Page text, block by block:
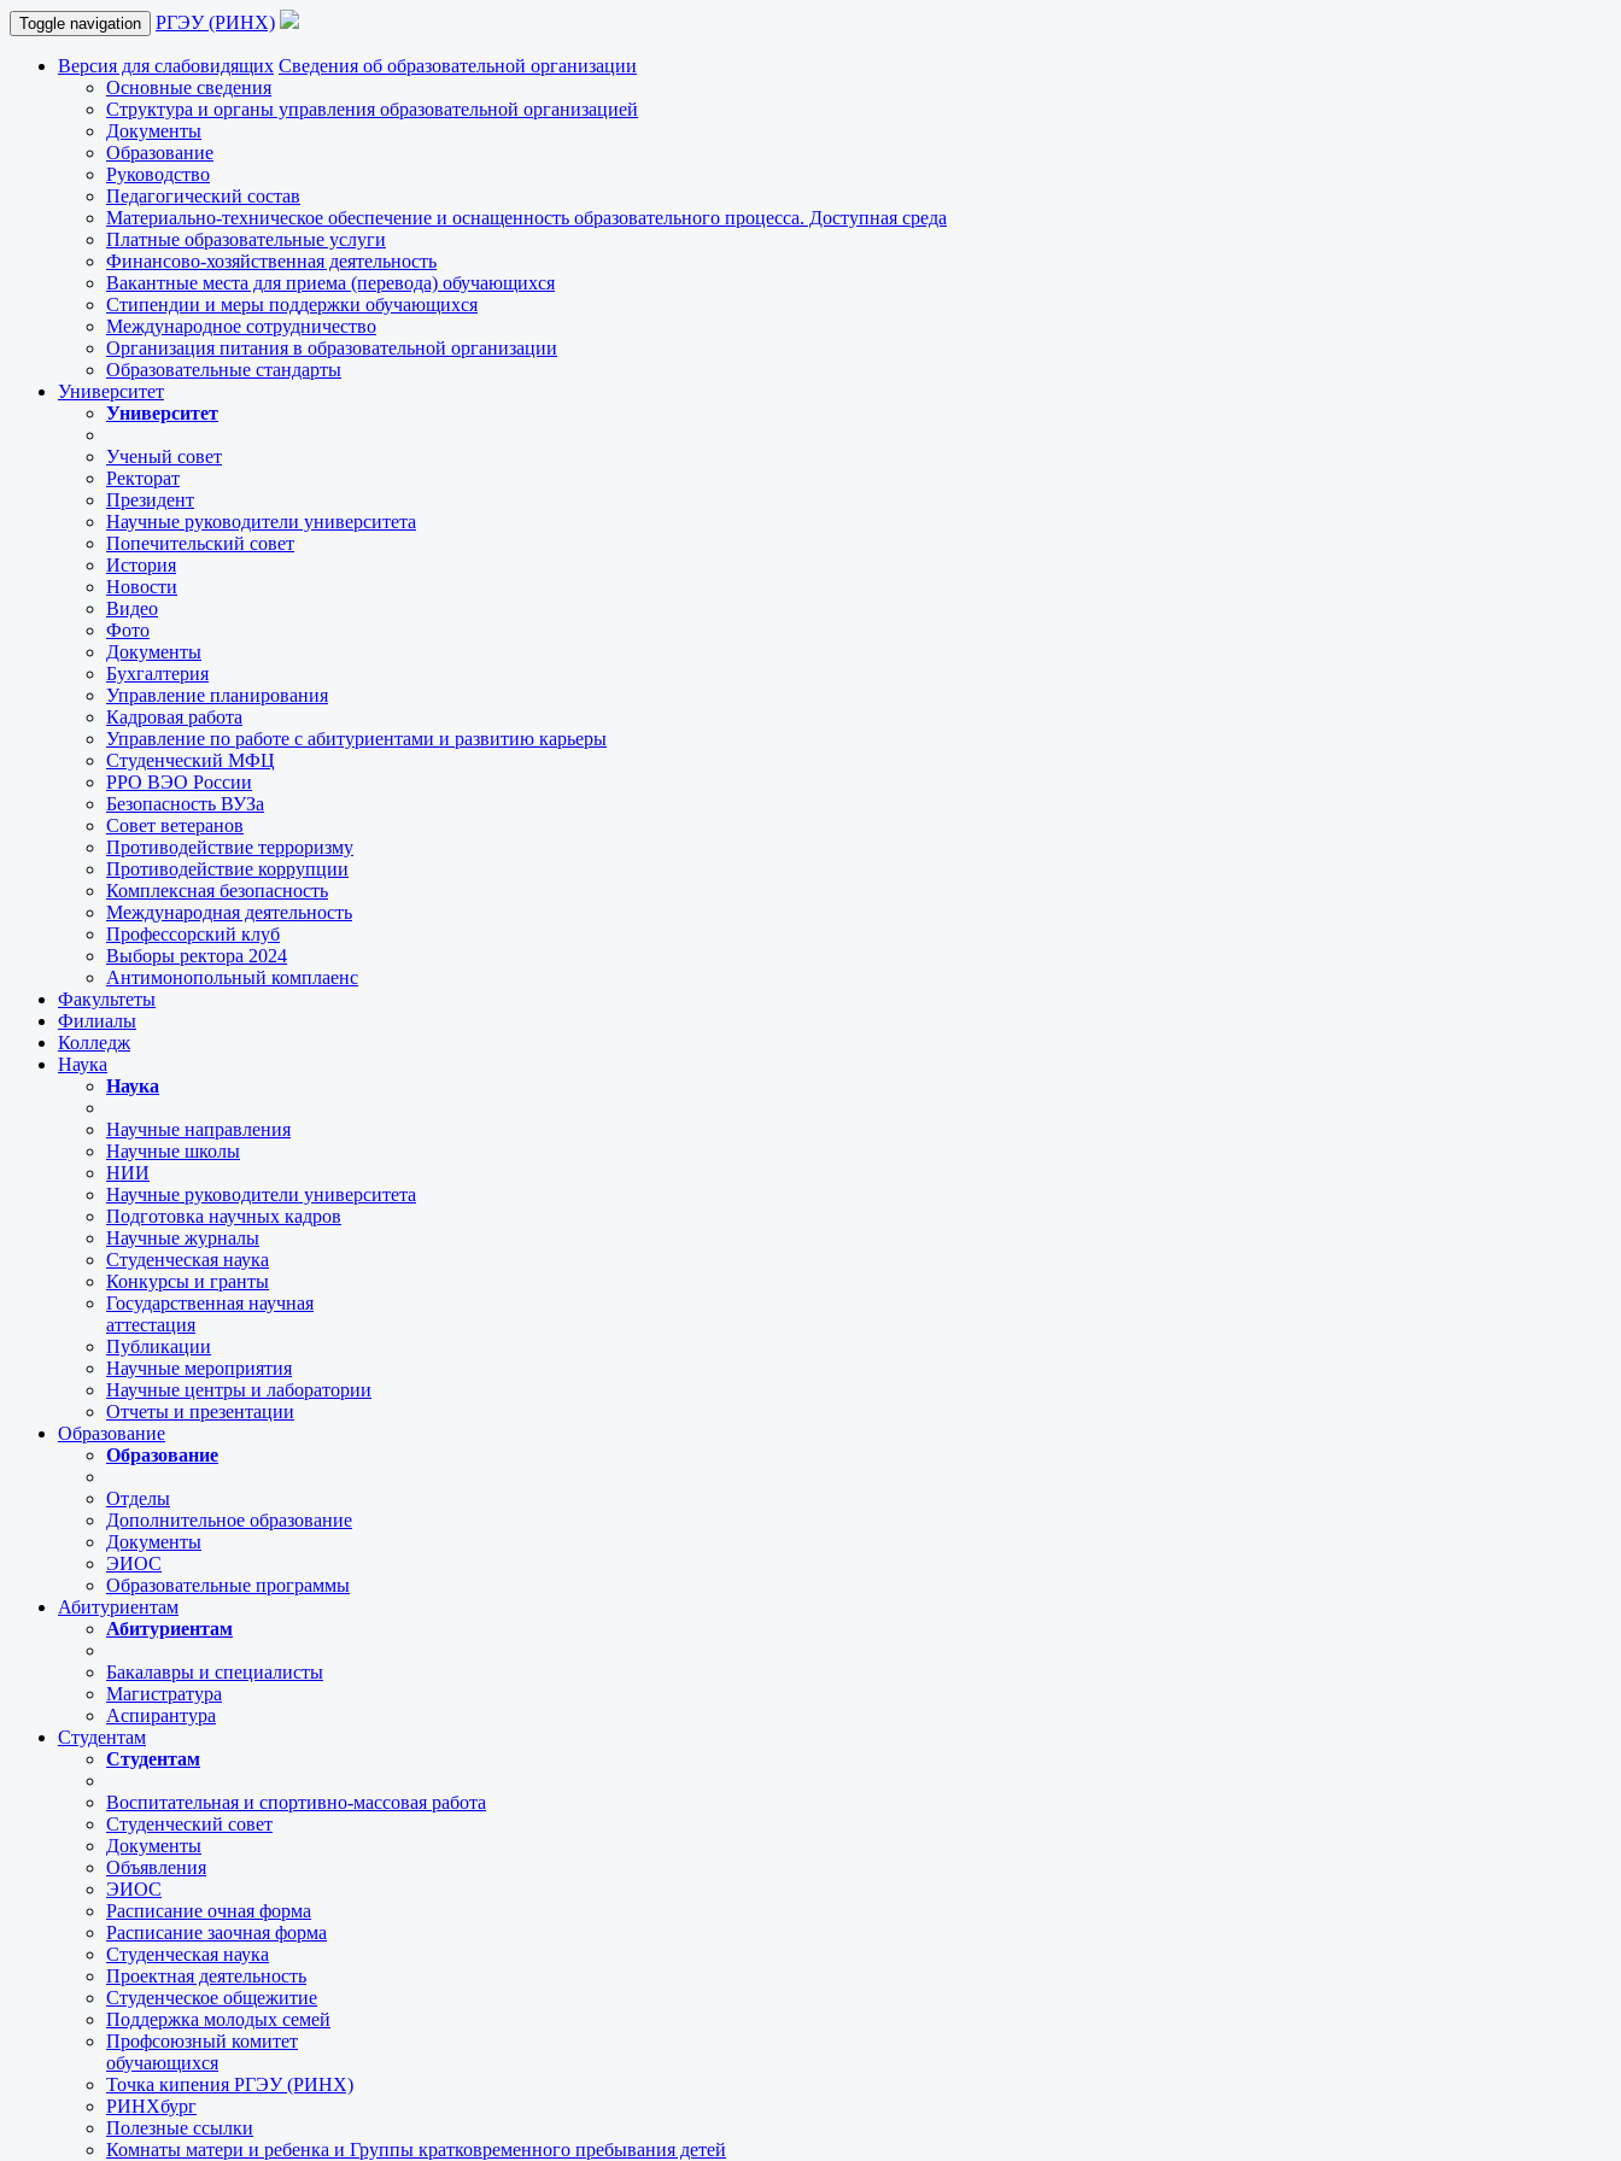
Toggle navigation РГЭУ (РИНХ)
Версия для слабовидящих Сведения об образовательной организации
Основные сведения
Структура и органы управления образовательной организацией
Документы
Образование
Руководство
Педагогический состав
Материально-техническое обеспечение и оснащенность образовательного процесса. Доступная среда
Платные образовательные услуги
Финансово-хозяйственная деятельность
Вакантные места для приема (перевода) обучающихся
Стипендии и меры поддержки обучающихся
Международное сотрудничество
Организация питания в образовательной организации
Образовательные стандарты
Университет
Университет
Ученый совет
Ректорат
Президент
Научные руководители университета
Попечительский совет
История
Новости
Видео
Фото
Документы
Бухгалтерия
Управление планирования
Кадровая работа
Управление по работе с абитуриентами и развитию карьеры
Студенческий МФЦ
РРО ВЭО России
Безопасность ВУЗа
Совет ветеранов
Противодействие терроризму
Противодействие коррупции
Комплексная безопасность
Международная деятельность
Профессорский клуб
Выборы ректора 2024
Антимонопольный комплаенс
Факультеты
Филиалы
Колледж
Наука
Наука
Научные направления
Научные школы
НИИ
Научные руководители университета
Подготовка научных кадров
Научные журналы
Студенческая наука
Конкурсы и гранты
Государственная научная
аттестация
Публикации
Научные мероприятия
Научные центры и лаборатории
Отчеты и презентации
Образование
Образование
Отделы
Дополнительное образование
Документы
ЭИОС
Образовательные программы
Абитуриентам
Абитуриентам
Бакалавры и специалисты
Магистратура
Аспирантура
Студентам
Студентам
Воспитательная и спортивно-массовая работа
Студенческий совет
Документы
Объявления
ЭИОС
Расписание очная форма
Расписание заочная форма
Студенческая наука
Проектная деятельность
Студенческое общежитие
Поддержка молодых семей
Профсоюзный комитет
обучающихся
Точка кипения РГЭУ (РИНХ)
РИНХбург
Полезные ссылки
Комнаты матери и ребенка и Группы кратковременного пребывания детей